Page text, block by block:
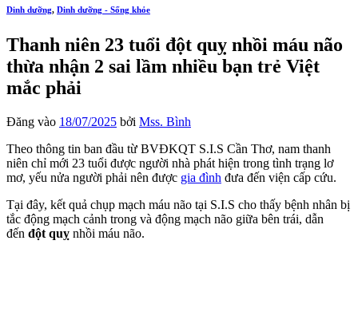
Dinh dưỡng, Dinh dưỡng - Sống khỏe
Thanh niên 23 tuổi đột quỵ nhồi máu não
thừa nhận 2 sai lầm nhiều bạn trẻ Việt
mắc phải
Đăng vào 18/07/2025 bởi Mss. Bình
Theo thông tin ban đầu từ BVĐKQT S.I.S Cần Thơ, nam thanh
niên chỉ mới 23 tuổi được người nhà phát hiện trong tình trạng lơ
mơ, yếu nửa người phải nên được gia đình đưa đến viện cấp cứu.
Tại đây, kết quả chụp mạch máu não tại S.I.S cho thấy bệnh nhân bị
tắc động mạch cảnh trong và động mạch não giữa bên trái, dẫn
đến đột quỵ nhồi máu não.